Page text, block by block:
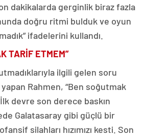
dakikalarda gerginlik biraz fazla
doğru ritmi bulduk ve oyun
ifadelerini kullandı.
TARİF ETMEM”
ilgili gelen soru
Rahmen, “Ben soğutmak
devre son derece baskın
Galatasaray gibi güçlü bir
silahları hızımızı kesti. Son